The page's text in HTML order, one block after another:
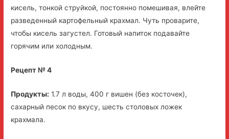
кисель, тонкой струйкой, постоянно помешивая, влейте
разведенный картофельный крахмал. Чуть проварите,
чтобы кисель загустел. Готовый напиток подавайте
горячим или холодным.
Рецепт № 4
Продукты: 1.7 л воды, 400 г вишен (без косточек),
сахарный песок по вкусу, шесть столовых ложек
крахмала.